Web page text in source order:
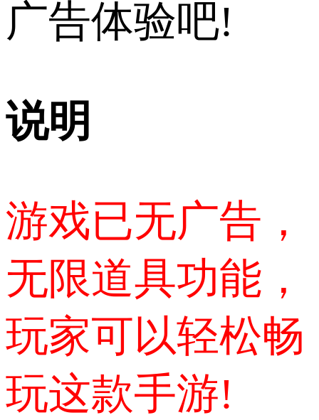
广告体验吧!
说明
游戏已无广告，
无限道具功能，
玩家可以轻松畅
玩这款手游!